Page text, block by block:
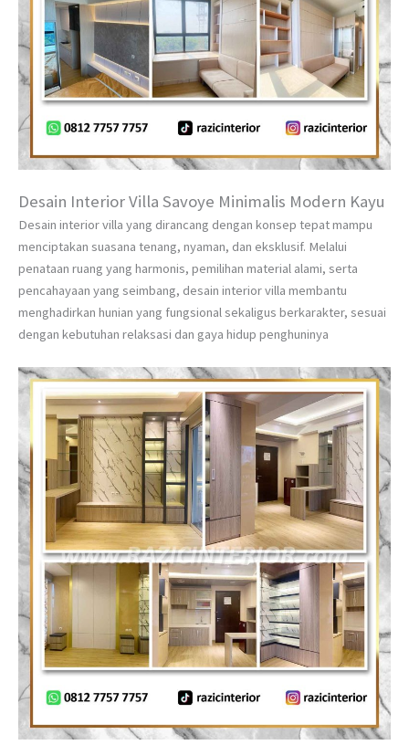
Desain Interior Villa Savoye Minimalis Modern Kayu
Desain interior villa yang dirancang dengan konsep tepat mampu
menciptakan suasana tenang, nyaman, dan eksklusif. Melalui
penataan ruang yang harmonis, pemilihan material alami, serta
pencahayaan yang seimbang, desain interior villa membantu
menghadirkan hunian yang fungsional sekaligus berkarakter, sesuai
dengan kebutuhan relaksasi dan gaya hidup penghuninya